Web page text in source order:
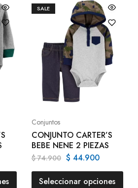
SALE
Conjuntos
CONJUNTO CARTER’S
BEBE NENE 2 PIEZAS
$74.900 $ 44.900
Seleccionar opciones